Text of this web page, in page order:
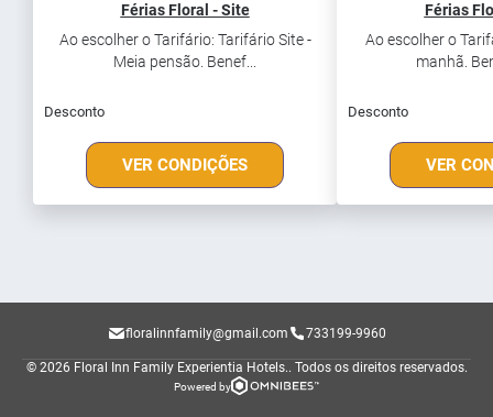
Férias Floral - Site
Ao escolher o Tarifário: Tarifário Site -
Meia pensão. Benef...
Desconto
VER CONDIÇÕES
Férias
Ao escolher o
manhã.
Desconto
VER
floralinnfamily@gmail.com 733199-9960
© 2026 Floral Inn Family Experientia Hotels.. Todos os direitos reservados.
Powered by